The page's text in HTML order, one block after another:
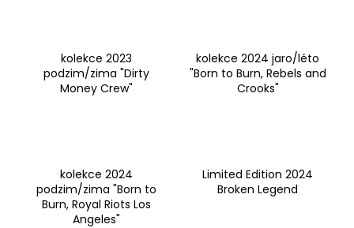
kolekce 2023
podzim/zima "Dirty
Money Crew"
kolekce 2024 jaro/léto
"Born to Burn, Rebels and
Crooks"
kolekce 2024
podzim/zima "Born to
Burn, Royal Riots Los
Angeles"
Limited Edition 2024
Broken Legend